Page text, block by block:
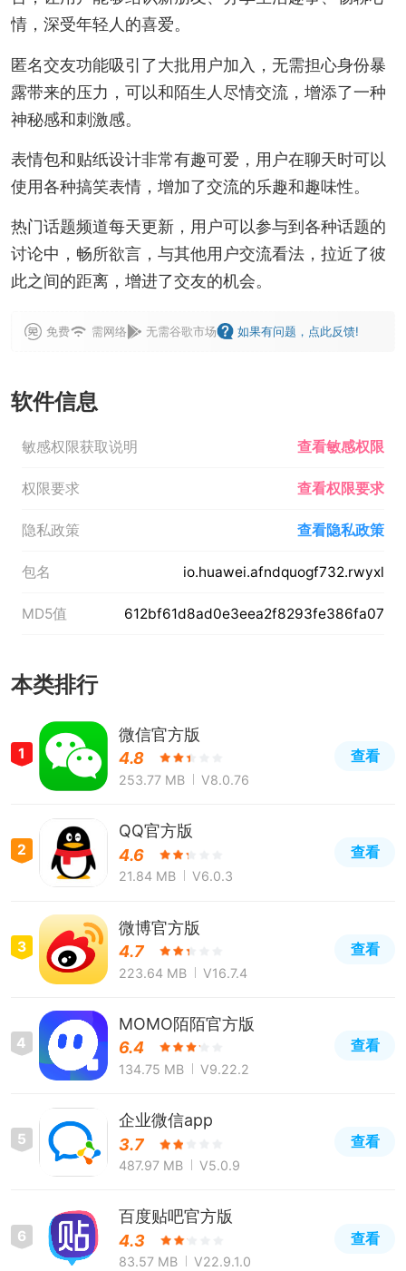
情，深受年轻人的喜爱。
匿名交友功能吸引了大批用户加入，无需担心身份暴
露带来的压力，可以和陌生人尽情交流，增添了一种
神秘感和刺激感。
表情包和贴纸设计非常有趣可爱，用户在聊天时可以
使用各种搞笑表情，增加了交流的乐趣和趣味性。
热门话题频道每天更新，用户可以参与到各种话题的
讨论中，畅所欲言，与其他用户交流看法，拉近了彼
此之间的距离，增进了交友的机会。
免费 需网络 无需谷歌市场 如果有问题，点此反馈!
软件信息
敏感权限获取说明 查看敏感权限
权限要求 查看权限要求
隐私政策 查看隐私政策
包名 io.huawei.afndquogf732.rwyxl
MD5值 612bf61d8ad0e3eea2f8293fe386fa07
本类排行
1
微信官方版
4.8
253.77 MB V8.0.76
查看
2
QQ官方版
4.6
21.84 MB V6.0.3
查看
3
微博官方版
4.7
223.64 MB V16.7.4
查看
4
MOMO陌陌官方版
6.4
134.75 MB V9.22.2
查看
5
企业微信app
3.7
487.97 MB V5.0.9
查看
6
百度贴吧官方版
4.3
83.57 MB V22.9.1.0
查看